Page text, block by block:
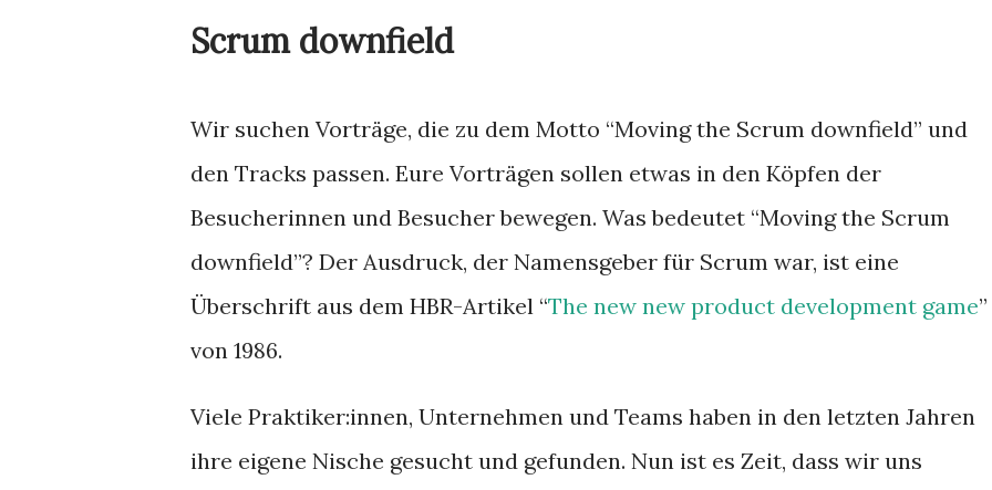
Scrum downfield
Wir suchen Vorträge, die zu dem Motto “Moving the Scrum downfield” und
den Tracks passen. Eure Vorträgen sollen etwas in den Köpfen der
Besucherinnen und Besucher bewegen. Was bedeutet “Moving the Scrum
downfield”? Der Ausdruck, der Namensgeber für Scrum war, ist eine
Überschrift aus dem HBR-Artikel “The new new product development game”
von 1986.
Viele Praktiker:innen, Unternehmen und Teams haben in den letzten Jahren
ihre eigene Nische gesucht und gefunden. Nun ist es Zeit, dass wir uns